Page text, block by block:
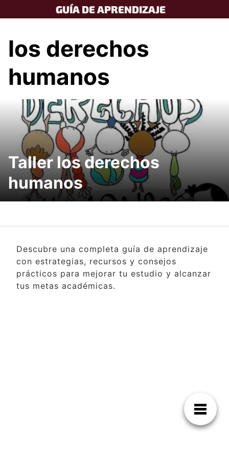
to
GUÍA DE APRENDIZAJE
los derechos
humanos
Taller los derechos
humanos
Descubre una completa guía de aprendizaje
con estrategias, recursos y consejos
prácticos para mejorar tu estudio y alcanzar
tus metas académicas.